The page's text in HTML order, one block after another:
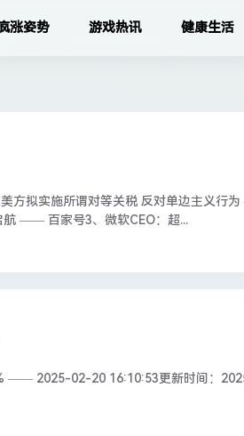
涨姿势 游戏热讯 健康生活
方拟实施所谓对等关税 反对单边主义行
航 —— 百家号3、微软CEO：超...
—— 2025-02-20 16:10:53更新时间：